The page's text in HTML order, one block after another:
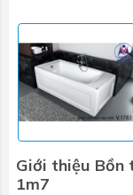
Giới thiệu Bồn
1m7